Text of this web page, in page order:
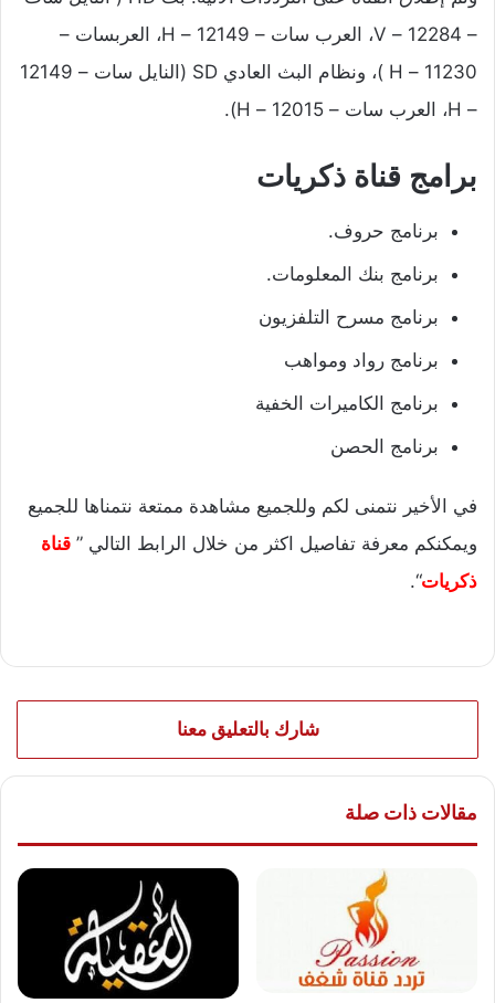
– 12284 – V، العرب سات – 12149 – H، العربسات –
11230 – H )، ونظام البث العادي SD (النايل سات – 12149
– H، العرب سات – 12015 – H).
برامج قناة ذكريات
برنامج حروف.
برنامج بنك المعلومات.
برنامج مسرح التلفزيون
برنامج رواد ومواهب
برنامج الكاميرات الخفية
برنامج الحصن
في الأخير نتمنى لكم وللجميع مشاهدة ممتعة نتمناها للجميع
ويمكنكم معرفة تفاصيل اكثر من خلال الرابط التالي ” قناة
ذكريات“.
شارك بالتعليق معنا
مقالات ذات صلة